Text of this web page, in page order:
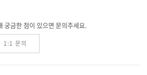
궁금한 점이 있으면 문의주세요.
1:1 문의